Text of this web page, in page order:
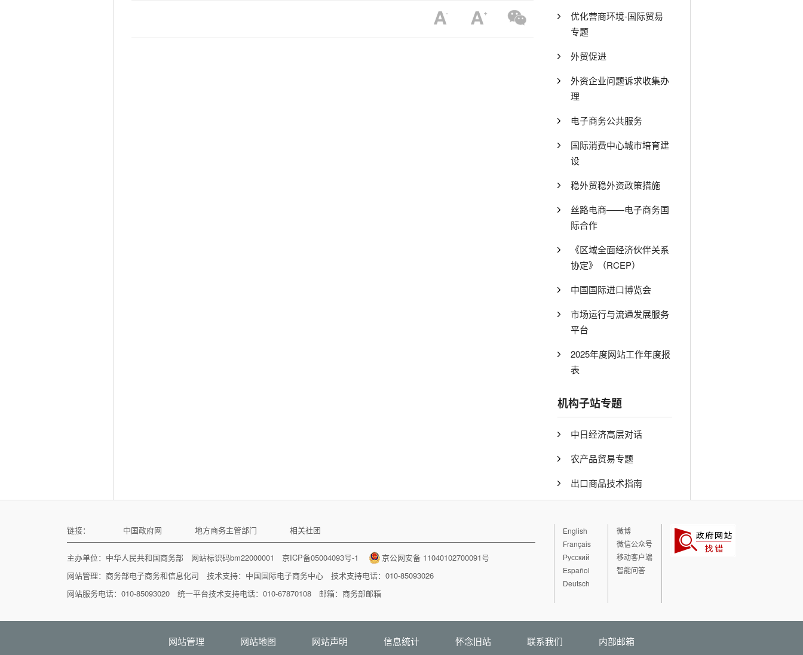
优化营商环境-国际贸易
专题
外贸促进
外资企业问题诉求收集办
理
电子商务公共服务
国际消费中心城市培育建
设
稳外贸稳外资政策措施
丝路电商——电子商务国
际合作
《区域全面经济伙伴关系
协定》（RCEP）
中国国际进口博览会
市场运行与流通发展服务
平台
2025年度网站工作年度报
表
机构子站专题
中日经济高层对话
农产品贸易专题
出口商品技术指南
链接： 中国政府网 地方商务主管部门 相关社团
主办单位：中华人民共和国商务部 网站标识码bm22000001京ICP备05004093号-1
京公网安备 11040102700091号
网站管理：商务部电子商务和信息化司 技术支持： 中国国际电子商务中心 技术支持电话：010-85093026
网站服务电话：010-85093020 统一平台技术支持电话：010-67870108 邮箱：商务部邮箱
English
Français
Русский
Español
Deutsch
微博
微信公众号
移动客户端
智能问答
网站管理 网站地图 网站声明 信息统计 怀念旧站 联系我们 内部邮箱